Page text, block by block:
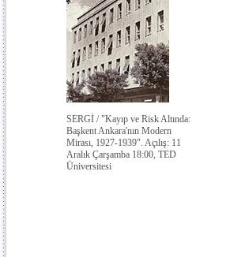
SERGİ / "Kayıp ve Risk Altında:
Başkent Ankara'nın Modern
Mirası, 1927-1939". Açılış: 11
Aralık Çarşamba 18:00, TED
Üniversitesi